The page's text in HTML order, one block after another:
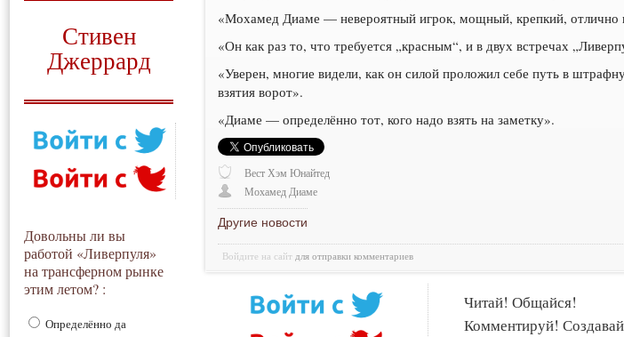
Стивен
Джеррард
Довольны ли вы
работой «Ливерпуля»
на трансферном рынке
этим летом? :
Определённо да
«Мохамед Диаме — невероятный игрок, мощный, крепкий, отлично
«Он как раз то, что требуется „красным“, и в двух встречах
«Уверен, многие видели, как он силой проложил себе путь в
взятия ворот».
«Диаме — определённо тот, кого надо взять на заметку».
Вест Хэм Юнайтед
Мохамед Диаме
Другие новости
Войдите на сайт для отправки комментариев
Читай! Общайся!
Комментируй!